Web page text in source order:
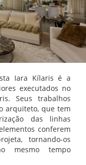
Iara Kílaris é a
executados no
Seus trabalhos
arquiteto, que tem
das linhas
conferem
tornando-os
mesmo tempo